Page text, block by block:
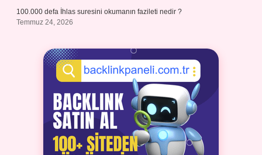
100.000 defa İhlas suresini okumanın fazileti nedir ?
Temmuz 24, 2026